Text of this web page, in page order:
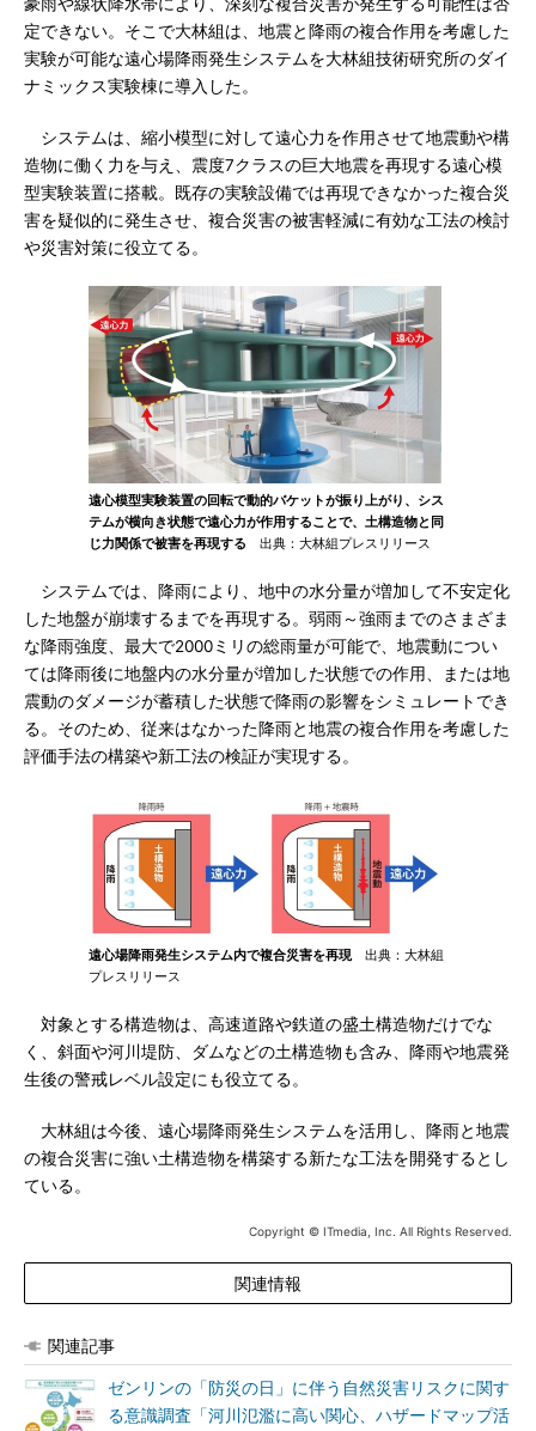
定できない。そこで大林組は、地震と降雨の複合作用を考慮した
実験が可能な遠心場降雨発生システムを大林組技術研究所のダイ
ナミックス実験棟に導入した。
システムは、縮小模型に対して遠心力を作用させて地震動や構
造物に働く力を与え、震度7クラスの巨大地震を再現する遠心模
型実験装置に搭載。既存の実験設備では再現できなかった複合災
害を疑似的に発生させ、複合災害の被害軽減に有効な工法の検討
や災害対策に役立てる。
遠心模型実験装置の回転で動的バケットが振り上がり、シス
テムが横向き状態で遠心力が作用することで、土構造物と同
じ力関係で被害を再現する 出典：大林組プレスリリース
システムでは、降雨により、地中の水分量が増加して不安定化
した地盤が崩壊するまでを再現する。弱雨～強雨までのさまざま
な降雨強度、最大で2000ミリの総雨量が可能で、地震動につい
ては降雨後に地盤内の水分量が増加した状態での作用、または地
震動のダメージが蓄積した状態で降雨の影響をシミュレートでき
る。そのため、従来はなかった降雨と地震の複合作用を考慮した
評価手法の構築や新工法の検証が実現する。
遠心場降雨発生システム内で複合災害を再現出典：大林組
プレスリリース
対象とする構造物は、高速道路や鉄道の盛土構造物だけでな
く、斜面や河川堤防、ダムなどの土構造物も含み、降雨や地震発
生後の警戒レベル設定にも役立てる。
大林組は今後、遠心場降雨発生システムを活用し、降雨と地震
の複合災害に強い土構造物を構築する新たな工法を開発するとし
ている。
Copyright © ITmedia, Inc. All Rights Reserved.
関連情報
関連記事
ゼンリンの「防災の日」に伴う自然災害リスクに関す
る意識調査「河川氾濫に高い関心、ハザードマップ活